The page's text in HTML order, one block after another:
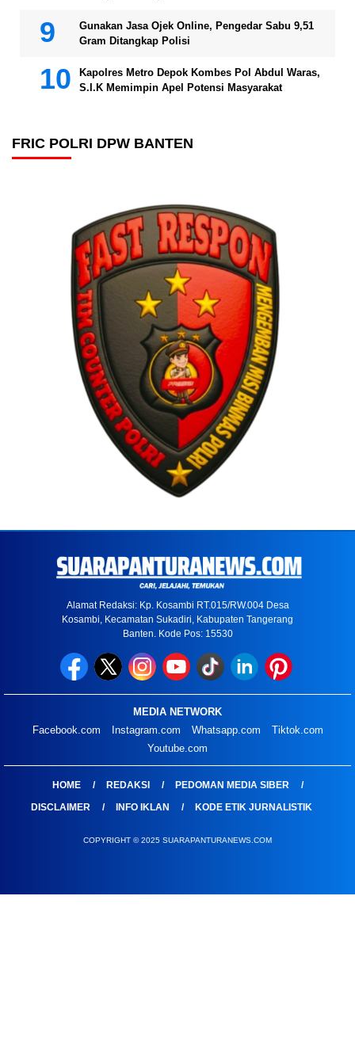
Gunakan Jasa Ojek Online, Pengedar Sabu 9,51
Gram Ditangkap Polisi
Kapolres Metro Depok Kombes Pol Abdul Waras,
S.I.K Memimpin Apel Potensi Masyarakat
FRIC POLRI DPW BANTEN
Alamat Redaksi: Kp. Kosambi RT.015/RW.004 Desa
Kosambi, Kecamatan Sukadiri, Kabupaten Tangerang
Banten. Kode Pos: 15530
MEDIA NETWORK
Facebook.com
Instagram.com Whatsapp.com
Tiktok.com
Youtube.com
HOME REDAKSI
PEDOMAN MEDIA SIBER
DISCLAIMER
INFO IKLAN KODE ETIK JURNALISTIK
COPYRIGHT © 2025 SUARAPANTURANEWS.COM